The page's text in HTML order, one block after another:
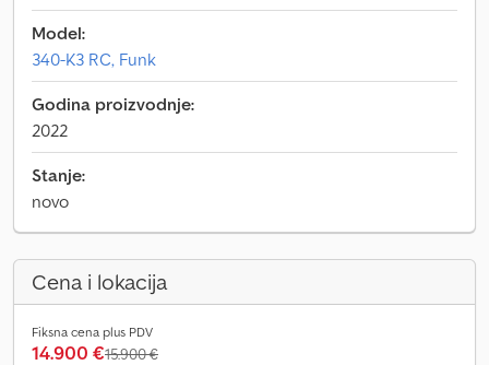
Model:
340-K3 RC, Funk
Godina proizvodnje:
2022
Stanje:
novo
Cena i lokacija
Fiksna cena plus PDV
14.900 €15.900 €